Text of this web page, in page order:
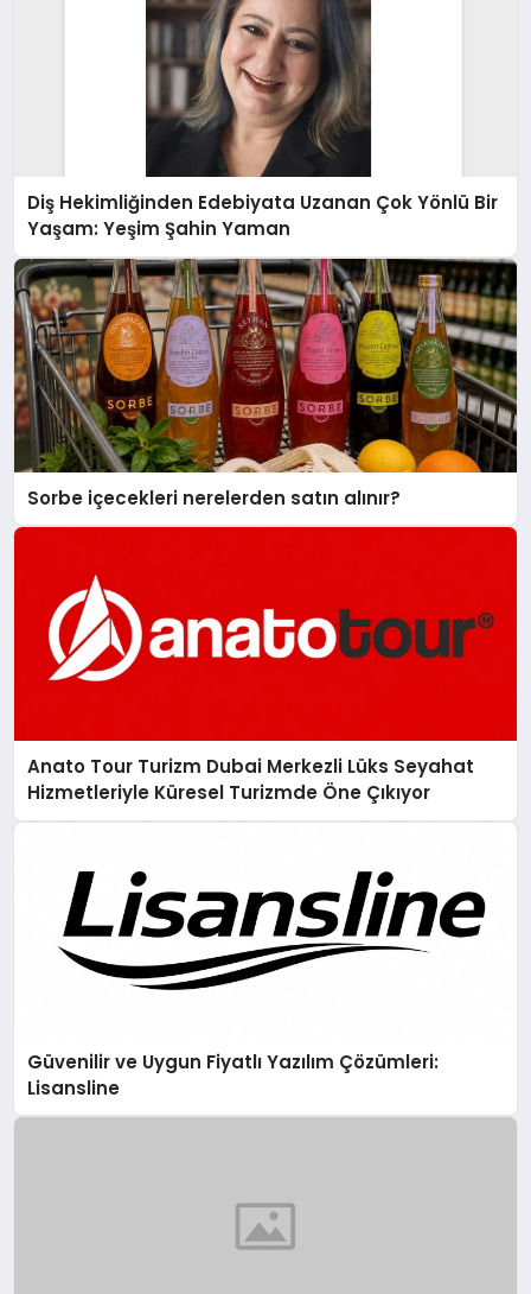
Diş Hekimliğinden Edebiyata Uzanan Çok Yönlü Bir
Yaşam: Yeşim Şahin Yaman
Sorbe içecekleri nerelerden satın alınır?
Anato Tour Turizm Dubai Merkezli Lüks Seyahat
Hizmetleriyle Küresel Turizmde Öne Çıkıyor
Güvenilir ve Uygun Fiyatlı Yazılım Çözümleri:
Lisansline